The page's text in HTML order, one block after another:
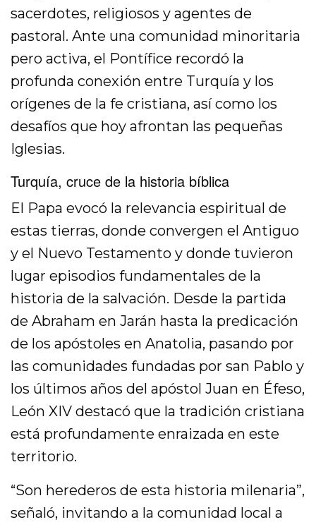
sacerdotes, religiosos y agentes de
pastoral. Ante una comunidad minoritaria
pero activa, el Pontífice recordó la
profunda conexión entre Turquía y los
orígenes de la fe cristiana, así como los
desafíos que hoy afrontan las pequeñas
Iglesias.
Turquía, cruce de la historia bíblica
El Papa evocó la relevancia espiritual de
estas tierras, donde convergen el Antiguo
y el Nuevo Testamento y donde tuvieron
lugar episodios fundamentales de la
historia de la salvación. Desde la partida
de Abraham en Jarán hasta la predicación
de los apóstoles en Anatolia, pasando por
las comunidades fundadas por san Pablo y
los últimos años del apóstol Juan en Éfeso,
León XIV destacó que la tradición cristiana
está profundamente enraizada en este
territorio.
“Son herederos de esta historia milenaria”,
señaló, invitando a la comunidad local a